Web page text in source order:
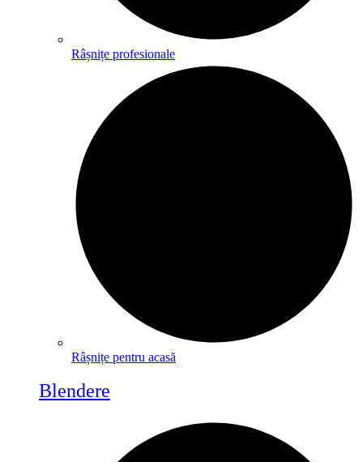
Râșnițe profesionale
Râșnițe pentru acasă
Blendere